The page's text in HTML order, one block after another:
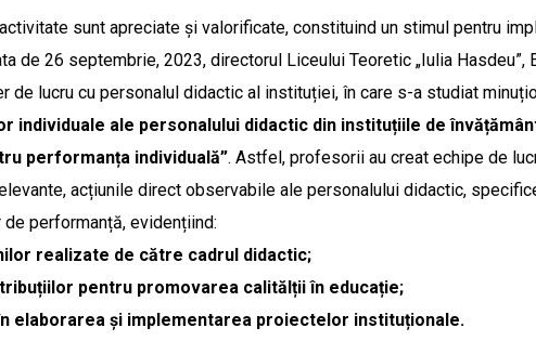
sunt apreciate și valorificate, constituind un stimul pentru
de 26 septembrie, 2023, directorul Liceului Teoretic „Iulia Hasdeu”,
de lucru cu personalul didactic al instituției, în care s-a studiat
individuale ale personalului didactic din instituțiile de
performanța individuală”. Astfel, profesorii au creat echipe de
acțiunile direct observabile ale personalului didactic,
performanță, evidențiind:
realizate de către cadrul didactic;
pentru promovarea calitălții în educație;
și implementarea proiectelor instituționale.